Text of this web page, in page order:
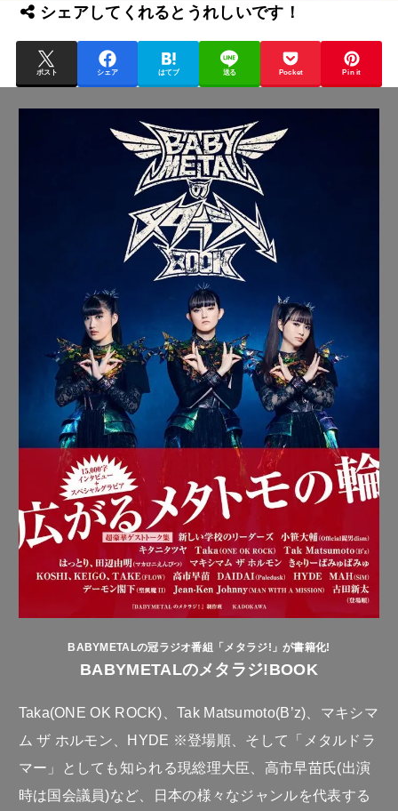
シェアしてくれるとうれしいです！
ポスト シェア はてブ 送る Pocket Pin it
BABYMETALの冠ラジオ番組「メタラジ!」が書籍化!
BABYMETALのメタラジ!BOOK
Taka(ONE OK ROCK)、Tak Matsumoto(B’z)、マキシマ
ム ザ ホルモン、HYDE ※登場順、そして「メタルドラ
マー」としても知られる現総理大臣、高市早苗氏(出演
時は国会議員)など、日本の様々なジャンルを代表する